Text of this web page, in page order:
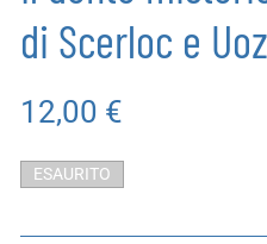
di Scerloc e
12,00 €
ESAURITO